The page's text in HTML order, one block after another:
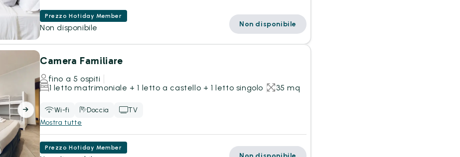
Prezzo Hotiday Member
Non disponibile Non disponibile
Camera Familiare
fino a 5 ospiti
1 letto matrimoniale + 1 letto a castello + 1 letto singolo
35 mq
Wi-fi Doccia
TV
Mostra tutte
Prezzo Hotiday Member